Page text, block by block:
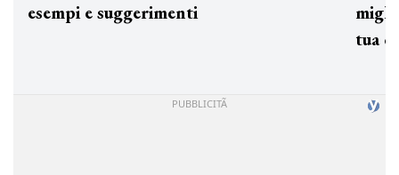
esempi e suggerimenti
tua